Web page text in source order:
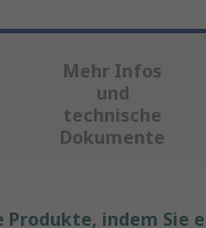
Mehr Infos
und
technische
Dokumente
Produkte, indem